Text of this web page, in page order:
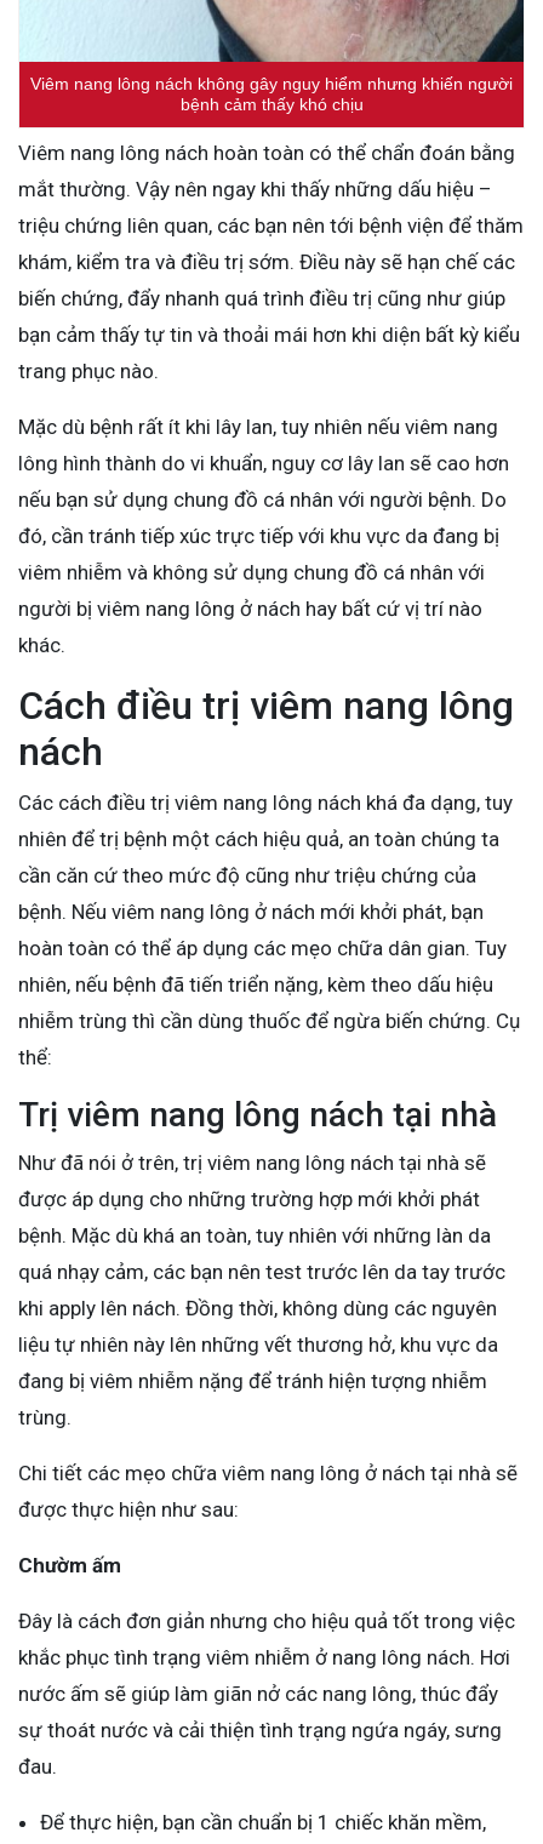
Viêm nang lông nách không gây nguy hiểm nhưng khiến người
bệnh cảm thấy khó chịu
Viêm nang lông nách hoàn toàn có thể chẩn đoán bằng
mắt thường. Vậy nên ngay khi thấy những dấu hiệu –
triệu chứng liên quan, các bạn nên tới bệnh viện để thăm
khám, kiểm tra và điều trị sớm. Điều này sẽ hạn chế các
biến chứng, đẩy nhanh quá trình điều trị cũng như giúp
bạn cảm thấy tự tin và thoải mái hơn khi diện bất kỳ kiểu
trang phục nào.
Mặc dù bệnh rất ít khi lây lan, tuy nhiên nếu viêm nang
lông hình thành do vi khuẩn, nguy cơ lây lan sẽ cao hơn
nếu bạn sử dụng chung đồ cá nhân với người bệnh. Do
đó, cần tránh tiếp xúc trực tiếp với khu vực da đang bị
viêm nhiễm và không sử dụng chung đồ cá nhân với
người bị viêm nang lông ở nách hay bất cứ vị trí nào
khác.
Cách điều trị viêm nang lông
nách
Các cách điều trị viêm nang lông nách khá đa dạng, tuy
nhiên để trị bệnh một cách hiệu quả, an toàn chúng ta
cần căn cứ theo mức độ cũng như triệu chứng của
bệnh. Nếu viêm nang lông ở nách mới khởi phát, bạn
hoàn toàn có thể áp dụng các mẹo chữa dân gian. Tuy
nhiên, nếu bệnh đã tiến triển nặng, kèm theo dấu hiệu
nhiễm trùng thì cần dùng thuốc để ngừa biến chứng. Cụ
thể:
Trị viêm nang lông nách tại nhà
Như đã nói ở trên, trị viêm nang lông nách tại nhà sẽ
được áp dụng cho những trường hợp mới khởi phát
bệnh. Mặc dù khá an toàn, tuy nhiên với những làn da
quá nhạy cảm, các bạn nên test trước lên da tay trước
khi apply lên nách. Đồng thời, không dùng các nguyên
liệu tự nhiên này lên những vết thương hở, khu vực da
đang bị viêm nhiễm nặng để tránh hiện tượng nhiễm
trùng.
Chi tiết các mẹo chữa viêm nang lông ở nách tại nhà sẽ
được thực hiện như sau:
Chườm ấm
Đây là cách đơn giản nhưng cho hiệu quả tốt trong việc
khắc phục tình trạng viêm nhiễm ở nang lông nách. Hơi
nước ấm sẽ giúp làm giãn nở các nang lông, thúc đẩy
sự thoát nước và cải thiện tình trạng ngứa ngáy, sưng
đau.
Để thực hiện, bạn cần chuẩn bị 1 chiếc khăn mềm,